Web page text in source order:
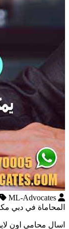
ML-Advocates
المحاماة في دبي